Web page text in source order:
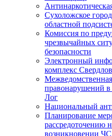
Сухоложское
областной
Комиссия по
чрезвычайных
безопасности
Электронный
комплекс
правонарушений
Лог
Национальный
Планирование
рассредоточению
возникновении ЧС